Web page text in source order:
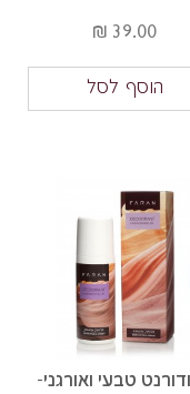
39.00 ₪
הוסף לסל
טבעי ואורגני-